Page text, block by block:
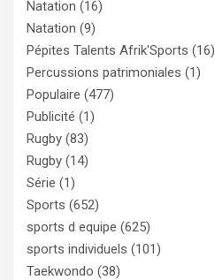
Natation (16)
Natation (9)
Pépites Talents Afrik'Sports (16)
Percussions patrimoniales (1)
Populaire (477)
Publicité (1)
Rugby (83)
Rugby (14)
Série (1)
Sports (652)
sports d equipe (625)
sports individuels (101)
Taekwondo (38)